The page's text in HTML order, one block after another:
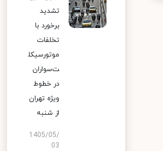
تشدید
برخورد با
تخلفات
موتورسیکل
ت‌سواران
در خطوط
ویژه تهران
از شنبه
1405/05/
03